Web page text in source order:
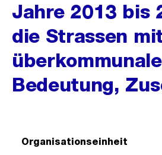
Jahre 2013 bis
die Strassen
Bedeutung,
Organisationseinheit